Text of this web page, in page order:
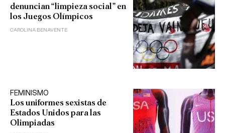
denuncian “limpieza social” en
los Juegos Olímpicos
CAROLINA BENAVENTE
FEMINISMO
Los uniformes sexistas de
Estados Unidos para las
Olimpiadas